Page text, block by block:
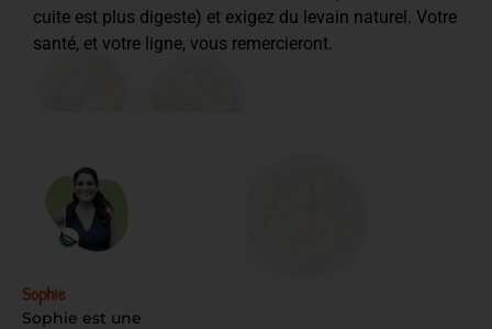
cuite est plus digeste) et exigez du levain naturel. Votre
santé, et votre ligne, vous remercieront.
Sophie
Sophie est une